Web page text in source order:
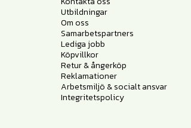
Utbildningar
Om oss
Samarbetspartners
Lediga jobb
Köpvillkor
Retur & ångerköp
Reklamationer
Arbetsmiljö & socialt ansvar
Integritetspolicy